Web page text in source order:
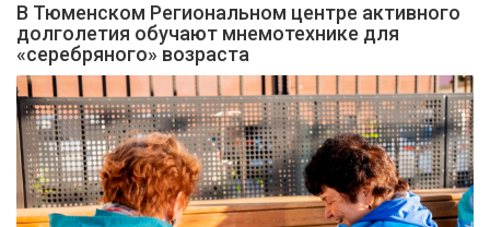
ОБЩЕСТВО
ЭКОНОМИКА
КУЛЬТУРА
БЕЗОПАСНОСТЬ
В Тюменском Региональном центре активного
долголетия обучают мнемотехнике для
«серебряного» возраста